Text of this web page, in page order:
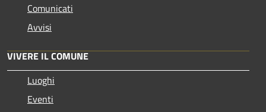
Comunicati
Avvisi
VIVERE IL COMUNE
Luoghi
Eventi